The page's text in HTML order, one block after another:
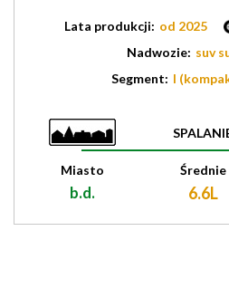
Lata produkcji: od 2025
Nadwozie: suv
Segment: I
Miasto
b.d.
Średnie
6.6L